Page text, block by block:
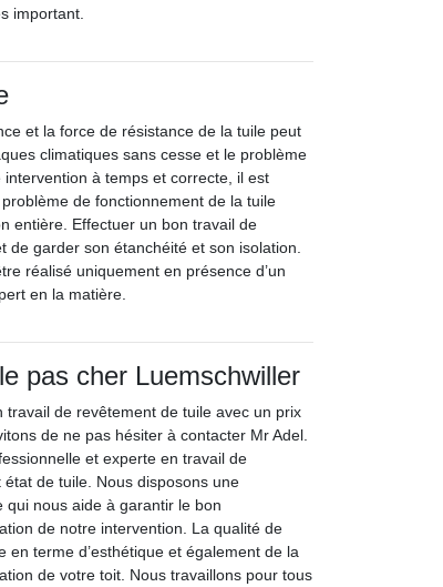
important.
et la force de résistance de la tuile peut
climatiques sans cesse et le problème
intervention à temps et correcte, il est
de fonctionnement de la tuile
entière. Effectuer un bon travail de
de garder son étanchéité et son isolation.
réalisé uniquement en présence d’un
en la matière.
pas cher Luemschwiller
travail de revêtement de tuile avec un prix
de ne pas hésiter à contacter Mr Adel.
et experte en travail de
de tuile. Nous disposons une
qui nous aide à garantir le bon
de notre intervention. La qualité de
en terme d’esthétique et également de la
de votre toit. Nous travaillons pour tous